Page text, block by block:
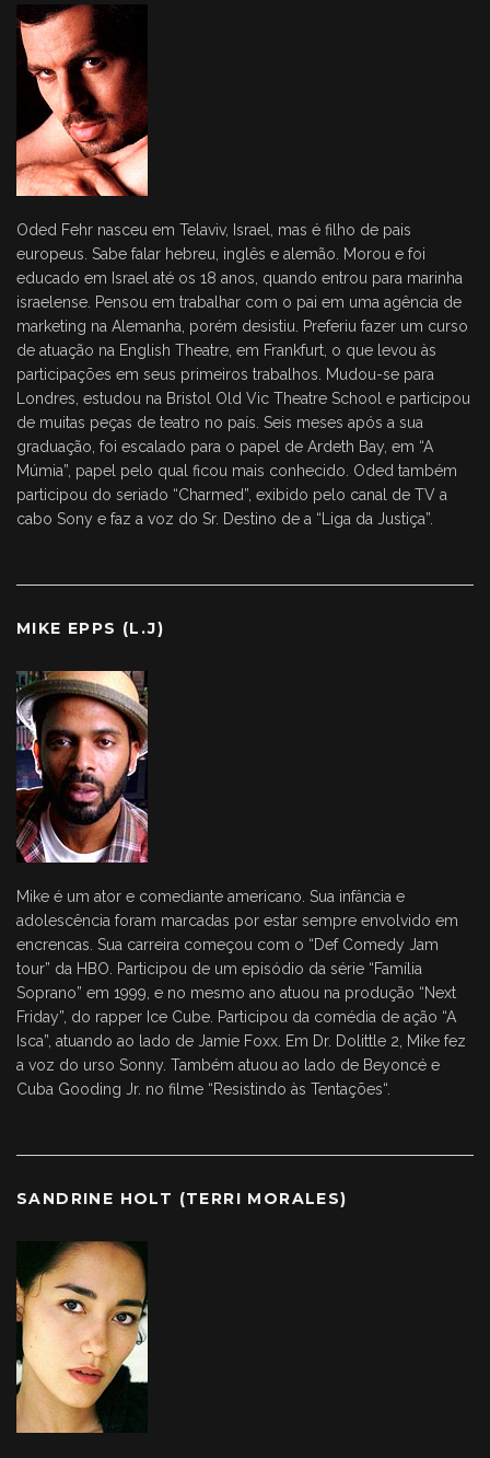
Oded Fehr nasceu em Telaviv, Israel, mas é filho de pais
europeus. Sabe falar hebreu, inglês e alemão. Morou e foi
educado em Israel até os 18 anos, quando entrou para marinha
israelense. Pensou em trabalhar com o pai em uma agência de
marketing na Alemanha, porém desistiu. Preferiu fazer um curso
de atuação na English Theatre, em Frankfurt, o que levou às
participações em seus primeiros trabalhos. Mudou-se para
Londres, estudou na Bristol Old Vic Theatre School e participou
de muitas peças de teatro no país. Seis meses após a sua
graduação, foi escalado para o papel de Ardeth Bay, em “A
Múmia”, papel pelo qual ficou mais conhecido. Oded também
participou do seriado “Charmed”, exibido pelo canal de TV a
cabo Sony e faz a voz do Sr. Destino de a “Liga da Justiça”.
MIKE EPPS (L.J)
Mike é um ator e comediante americano. Sua infância e
adolescência foram marcadas por estar sempre envolvido em
encrencas. Sua carreira começou com o “Def Comedy Jam
tour” da HBO. Participou de um episódio da série “Família
Soprano” em 1999, e no mesmo ano atuou na produção “Next
Friday”, do rapper Ice Cube. Participou da comédia de ação “A
Isca”, atuando ao lado de Jamie Foxx. Em Dr. Dolittle 2, Mike fez
a voz do urso Sonny. Também atuou ao lado de Beyoncé e
Cuba Gooding Jr. no filme “Resistindo às Tentações“.
SANDRINE HOLT (TERRI MORALES)